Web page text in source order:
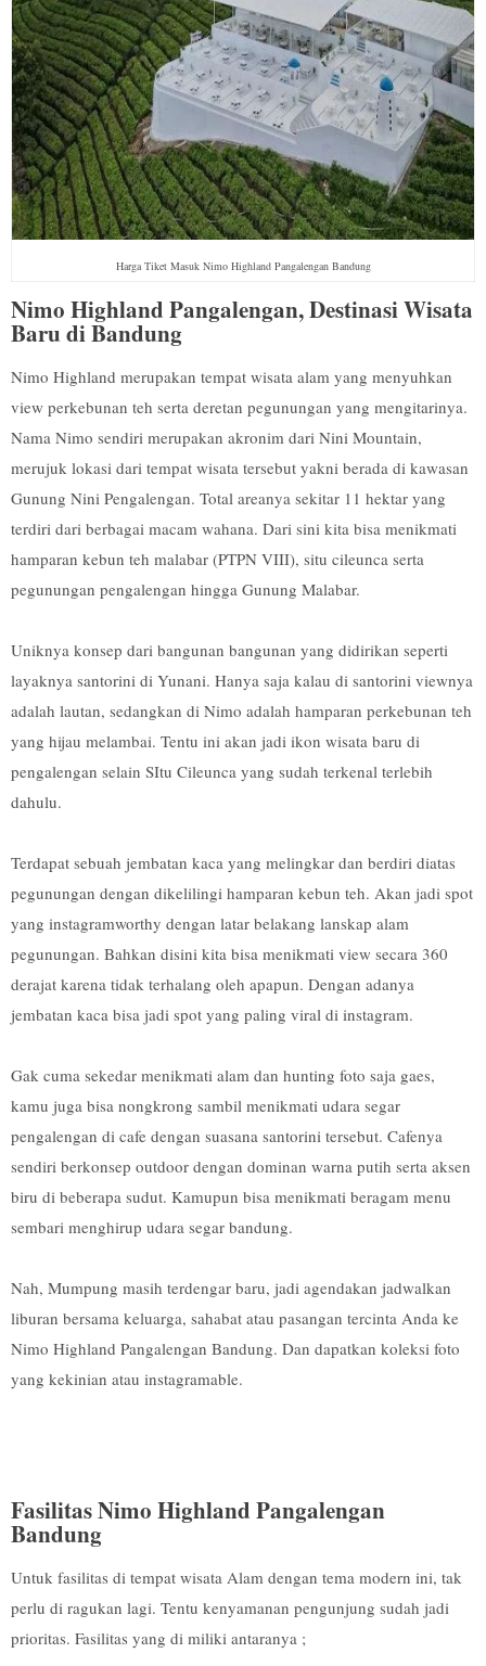
Harga Tiket Masuk Nimo Highland Pangalengan Bandung
Nimo Highland Pangalengan, Destinasi Wisata
Baru di Bandung
Nimo Highland merupakan tempat wisata alam yang menyuhkan
view perkebunan teh serta deretan pegunungan yang mengitarinya.
Nama Nimo sendiri merupakan akronim dari Nini Mountain,
merujuk lokasi dari tempat wisata tersebut yakni berada di kawasan
Gunung Nini Pengalengan. Total areanya sekitar 11 hektar yang
terdiri dari berbagai macam wahana. Dari sini kita bisa menikmati
hamparan kebun teh malabar (PTPN VIII), situ cileunca serta
pegunungan pengalengan hingga Gunung Malabar.
Uniknya konsep dari bangunan bangunan yang didirikan seperti
layaknya santorini di Yunani. Hanya saja kalau di santorini viewnya
adalah lautan, sedangkan di Nimo adalah hamparan perkebunan teh
yang hijau melambai. Tentu ini akan jadi ikon wisata baru di
pengalengan selain SItu Cileunca yang sudah terkenal terlebih
dahulu.
Terdapat sebuah jembatan kaca yang melingkar dan berdiri diatas
pegunungan dengan dikelilingi hamparan kebun teh. Akan jadi spot
yang instagramworthy dengan latar belakang lanskap alam
pegunungan. Bahkan disini kita bisa menikmati view secara 360
derajat karena tidak terhalang oleh apapun. Dengan adanya
jembatan kaca bisa jadi spot yang paling viral di instagram.
Gak cuma sekedar menikmati alam dan hunting foto saja gaes,
kamu juga bisa nongkrong sambil menikmati udara segar
pengalengan di cafe dengan suasana santorini tersebut. Cafenya
sendiri berkonsep outdoor dengan dominan warna putih serta aksen
biru di beberapa sudut. Kamupun bisa menikmati beragam menu
sembari menghirup udara segar bandung.
Nah, Mumpung masih terdengar baru, jadi agendakan jadwalkan
liburan bersama keluarga, sahabat atau pasangan tercinta Anda ke
Nimo Highland Pangalengan Bandung. Dan dapatkan koleksi foto
yang kekinian atau instagramable.
Fasilitas Nimo Highland Pangalengan
Bandung
Untuk fasilitas di tempat wisata Alam dengan tema modern ini, tak
perlu di ragukan lagi. Tentu kenyamanan pengunjung sudah jadi
prioritas. Fasilitas yang di miliki antaranya ;